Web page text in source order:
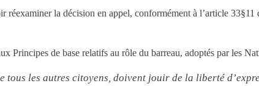
réexaminer la décision en appel, conformément à l’article
Principes de base relatifs au rôle du barreau, adoptés par les
tous les autres citoyens, doivent jouir de la liberté